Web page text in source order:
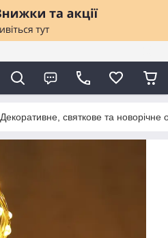
Декоративне, святкове та новорічне